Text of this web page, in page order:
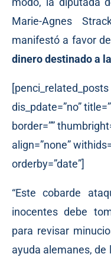
Marie-Agnes
manifestó a favor
dinero destinado a
[penci_related_posts
dis_pdate=”no”
border=””
align=”none”
orderby=”date”]
“Este cobarde
inocentes debe
para revisar
ayuda alemanes, de